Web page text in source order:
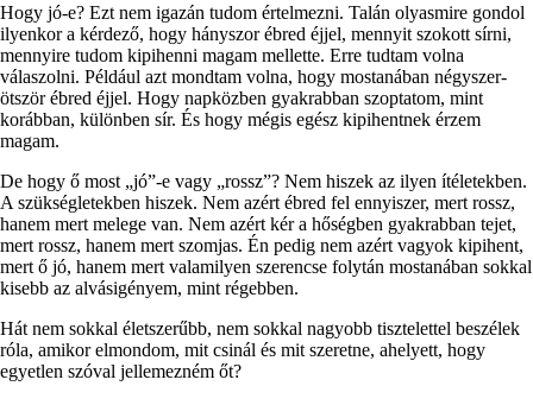
Hogy jó-e? Ezt nem igazán tudom értelmezni. Talán olyasmire gondol
ilyenkor a kérdező, hogy hányszor ébred éjjel, mennyit szokott sírni,
mennyire tudom kipihenni magam mellette. Erre tudtam volna
válaszolni. Például azt mondtam volna, hogy mostanában négyszer-
ötször ébred éjjel. Hogy napközben gyakrabban szoptatom, mint
korábban, különben sír. És hogy mégis egész kipihentnek érzem
magam.
De hogy ő most „jó”-e vagy „rossz”? Nem hiszek az ilyen ítéletekben.
A szükségletekben hiszek. Nem azért ébred fel ennyiszer, mert rossz,
hanem mert melege van. Nem azért kér a hőségben gyakrabban tejet,
mert rossz, hanem mert szomjas. Én pedig nem azért vagyok kipihent,
mert ő jó, hanem mert valamilyen szerencse folytán mostanában sokkal
kisebb az alvásigényem, mint régebben.
Hát nem sokkal életszerűbb, nem sokkal nagyobb tisztelettel beszélek
róla, amikor elmondom, mit csinál és mit szeretne, ahelyett, hogy
egyetlen szóval jellemezném őt?